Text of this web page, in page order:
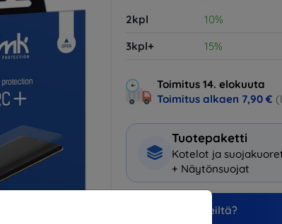
2kpl
10%
3kpl+
15%
Toimitus 14. elokuuta
Toimitus alkaen 7,90 €
Tuotepaketti
Kotelot ja
+ Näytönsuojat
Miksi ostaa meiltä?